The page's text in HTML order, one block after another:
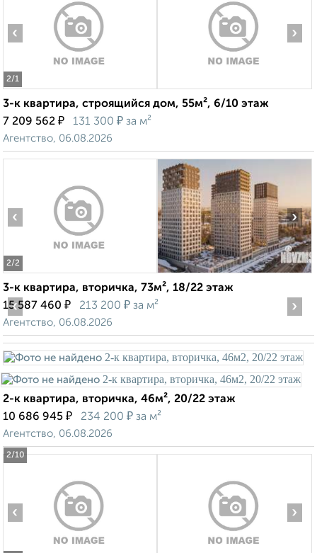
2/1
‹ ›
3-к квартира, строящийся дом, 55м², 6/10 этаж
7 209 562 ₽ 131 300 ₽ за м²
Агентство, 06.08.2026
2/2
‹ ›
3-к квартира, вторичка, 73м², 18/22 этаж
15 587 460 ₽ 213 200 ₽ за м²
Агентство, 06.08.2026
2/10
‹ ›
2-к квартира, вторичка, 46м², 20/22 этаж
10 686 945 ₽ 234 200 ₽ за м²
Агентство, 06.08.2026
‹ ›